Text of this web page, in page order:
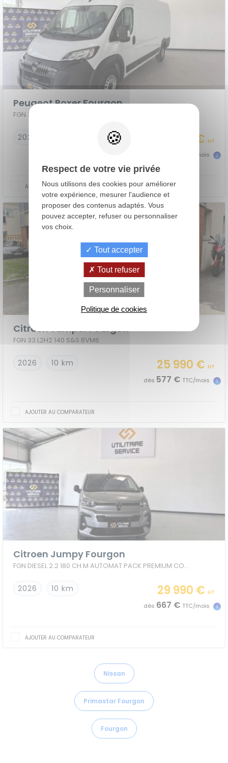
de
votreLe crédit
classique
d'Achat (LOA)
Peugeot Boxer Fourgon
FGN 3.5 T L4H2 MAXI 180 S&S BVA8 + OPTIONS
2025 25 990 € HT
TTC/mois
AJOUTER AU COMPARATEUR
Citroen Jumper Fourgon
FGN 33 L2H2 140 S&S BVM6
2026 10 km 25 990 € HT
dès 577 € TTC/mois
AJOUTER AU COMPARATEUR
Citroen Jumpy Fourgon
FGN DIESEL 2.2 180 CH M AUTOMAT PACK PREMIUM CONNECT + CONFORT
2026 10 km 29 990 € HT
dès 667 € TTC/mois
AJOUTER AU COMPARATEUR
Nissan
Primastar Fourgon
Fourgon
Respect de votre vie privée
Nous utilisons des cookies pour améliorer
votre expérience, mesurer l'audience et
proposer des contenus adaptés. Vous
pouvez accepter, refuser ou personnaliser
vos choix.
Tout accepter
Tout refuser
Personnaliser
Politique de cookies